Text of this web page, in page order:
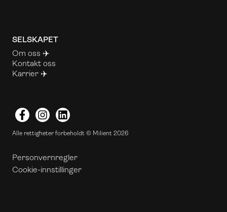
SELSKAPET
Om oss ✈️
Kontakt oss
Karrier ✈️
FacebookInstagramLinkedIn
Alle rettigheter forbeholdt © Milient 2026
Personvernregler
Cookie-innstillinger